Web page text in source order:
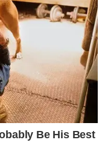
Be His Best